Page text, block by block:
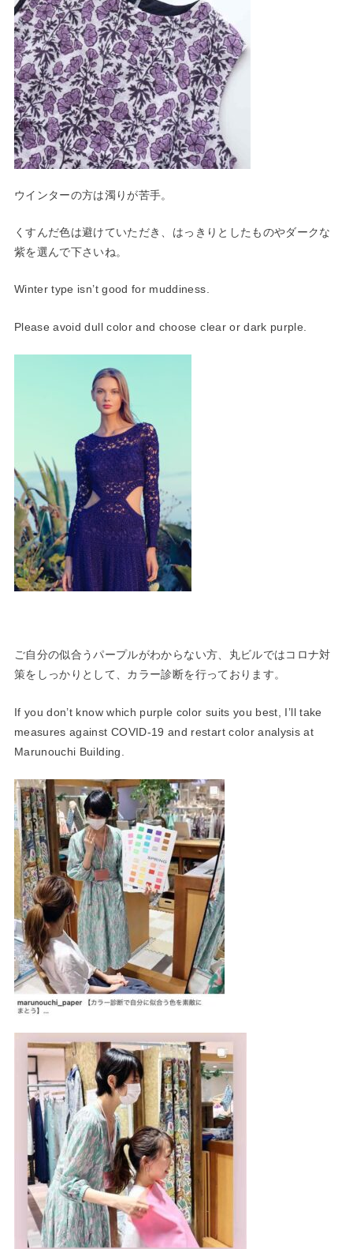
ウインターの方は濁りが苦手。
くすんだ色は避けていただき、はっきりとしたものやダークな
紫を選んで下さいね。
Winter type isn’t good for muddiness.
Please avoid dull color and choose clear or dark purple.
ご自分の似合うパープルがわからない方、丸ビルではコロナ対
策を しっかりとして、カラー診断を行っております。
If you don’t know which purple color suits you best, I’ll take
measures against COVID-19 and restart color analysis at
Marunouchi Building.